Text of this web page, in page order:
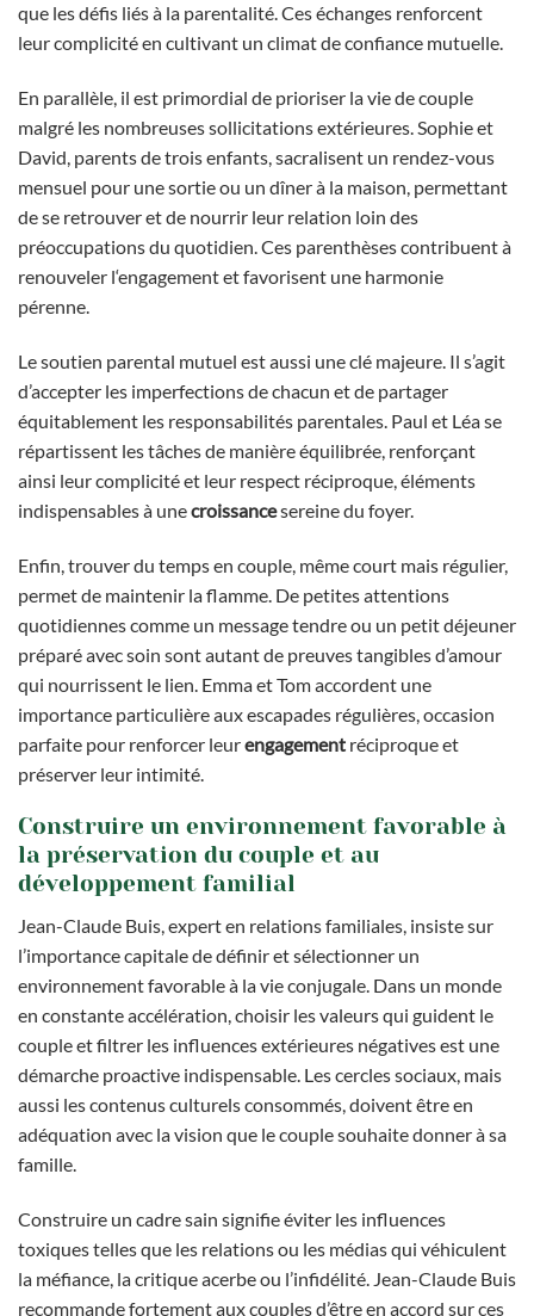
que les défis liés à la parentalité. Ces échanges renforcent
leur complicité en cultivant un climat de confiance mutuelle.
En parallèle, il est primordial de prioriser la vie de couple
malgré les nombreuses sollicitations extérieures. Sophie et
David, parents de trois enfants, sacralisent un rendez-vous
mensuel pour une sortie ou un dîner à la maison, permettant
de se retrouver et de nourrir leur relation loin des
préoccupations du quotidien. Ces parenthèses contribuent à
renouveler l‘engagement et favorisent une harmonie
pérenne.
Le soutien parental mutuel est aussi une clé majeure. Il s’agit
d’accepter les imperfections de chacun et de partager
équitablement les responsabilités parentales. Paul et Léa se
répartissent les tâches de manière équilibrée, renforçant
ainsi leur complicité et leur respect réciproque, éléments
indispensables à unecroissancesereine du foyer.
Enfin, trouver du temps en couple, même court mais régulier,
permet de maintenir la flamme. De petites attentions
quotidiennes comme un message tendre ou un petit déjeuner
préparé avec soin sont autant de preuves tangibles d’amour
qui nourrissent le lien. Emma et Tom accordent une
importance particulière aux escapades régulières, occasion
parfaite pour renforcer leurengagement réciproque et
préserver leur intimité.
Construire un environnement favorable à
la préservation du couple et au
développement familial
Jean-Claude Buis, expert en relations familiales, insiste sur
l’importance capitale de définir et sélectionner un
environnement favorable à la vie conjugale. Dans un monde
en constante accélération, choisir les valeurs qui guident le
couple et filtrer les influences extérieures négatives est une
démarche proactive indispensable. Les cercles sociaux, mais
aussi les contenus culturels consommés, doivent être en
adéquation avec la vision que le couple souhaite donner à sa
famille.
Construire un cadre sain signifie éviter les influences
toxiques telles que les relations ou les médias qui véhiculent
la méfiance, la critique acerbe ou l’infidélité. Jean-Claude Buis
recommande fortement aux couples d’être en accord sur ces